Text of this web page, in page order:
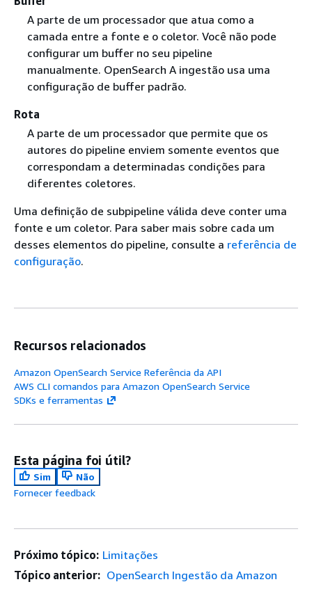
A parte de um processador que atua como a
camada entre a fonte e o coletor. Você não pode
configurar um buffer no seu pipeline
manualmente. OpenSearch A ingestão usa uma
configuração de buffer padrão.
Rota
A parte de um processador que permite que os
autores do pipeline enviem somente eventos que
correspondam a determinadas condições para
diferentes coletores.
Uma definição de subpipeline válida deve conter uma
fonte e um coletor. Para saber mais sobre cada um
desses elementos do pipeline, consulte a referência de
configuração.
Recursos relacionados
Amazon OpenSearch Service Referência da API
AWS CLI comandos para Amazon OpenSearch Service
SDKs e ferramentas
Esta página foi útil?
Sim
Não
Fornecer feedback
Próximo tópico: Limitações
Tópico anterior: OpenSearch Ingestão da Amazon